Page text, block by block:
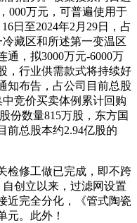
000万元，可普遍使用于
日至2024年2月29日，占
藏区和所述第一变温区
，拟3000万元-6000万
，行业供需款式将持续好
知布告，占公司目前总股
竞价买卖体例累计回购
份数量815万股，东方国
前总股本约2.94亿股的
修工做已完成，即不跨
创立以来，过滤网设置
近完全分化，《管式陶瓷
元。此外！